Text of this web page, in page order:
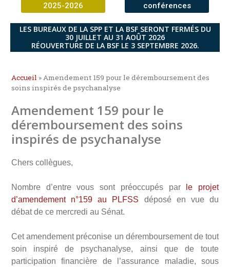
2025-2026
conférences
LES BUREAUX DE LA SPP ET LA BSF SERONT FERMÉS DU
30 JUILLET AU 31 AOÛT 2026
RÉOUVERTURE DE LA BSF LE 3 SEPTEMBRE 2026.
Accueil »Amendement 159 pour le déremboursement des
soins inspirés de psychanalyse
Amendement 159 pour le
déremboursement des soins
inspirés de psychanalyse
Chers collègues,
Nombre d’entre vous sont préoccupés par
le projet
d’amendement n°159 au PLFSS déposé en vue du
débat de ce mercredi au Sénat.
Cet amendement préconise un déremboursement de tout
soin inspiré de psychanalyse, ainsi que de toute
participation financière de l’assurance maladie, sous